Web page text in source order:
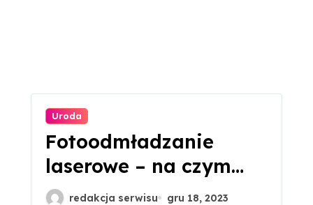
Uroda
Fotoodmładzanie
laserowe – na czym
polega ten zabieg?
redakcja serwisu gru 18, 2023